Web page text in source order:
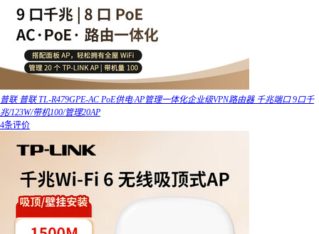
普联 普联 TL-R479GPE-AC PoE供电·AP管理一体化企业级VPN路由器 千兆端口 9口千
兆/123W/带机100/管理20AP
4条评价